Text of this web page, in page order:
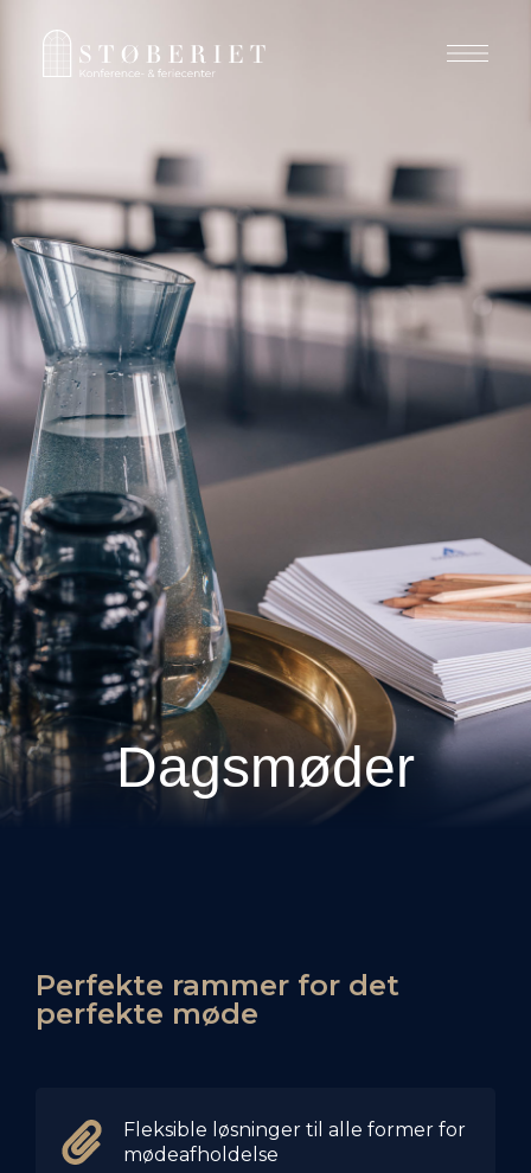
Dagsmøder
Perfekte rammer for det
perfekte møde
Fleksible løsninger til alle former for
mødeafholdelse